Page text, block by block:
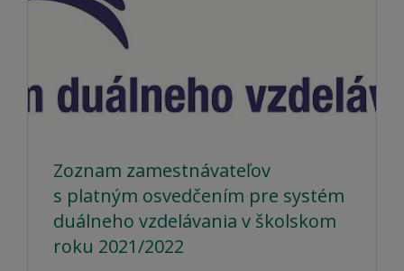
Zoznam zamestnávateľov
s platným osvedčením pre systém
duálneho vzdelávania v školskom
roku 2021/2022